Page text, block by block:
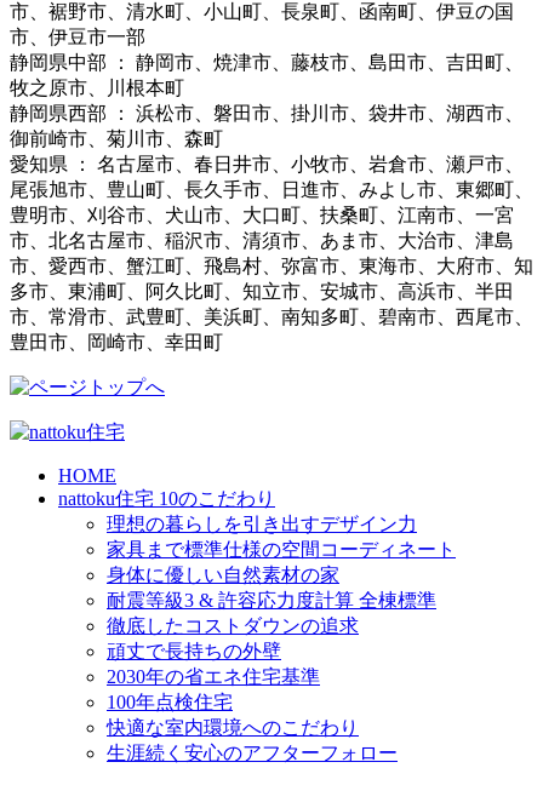
市、裾野市、清水町、小山町、長泉町、函南町、伊豆の国
市、伊豆市一部
静岡県中部 ： 静岡市、焼津市、藤枝市、島田市、吉田町、
牧之原市、川根本町
静岡県西部 ： 浜松市、磐田市、掛川市、袋井市、湖西市、
御前崎市、菊川市、森町
愛知県 ： 名古屋市、春日井市、小牧市、岩倉市、瀬戸市、
尾張旭市、豊山町、長久手市、日進市、みよし市、東郷町、
豊明市、刈谷市、犬山市、大口町、扶桑町、江南市、一宮
市、北名古屋市、稲沢市、清須市、あま市、大治市、津島
市、愛西市、蟹江町、飛島村、弥富市、東海市、大府市、知
多市、東浦町、阿久比町、知立市、安城市、高浜市、半田
市、常滑市、武豊町、美浜町、南知多町、碧南市、西尾市、
豊田市、岡崎市、幸田町
HOME
nattoku住宅 10のこだわり
理想の暮らしを引き出すデザイン力
家具まで標準仕様の空間コーディネート
身体に優しい自然素材の家
耐震等級3 & 許容応力度計算 全棟標準
徹底したコストダウンの追求
頑丈で長持ちの外壁
2030年の省エネ住宅基準
100年点検住宅
快適な室内環境へのこだわり
生涯続く安心のアフターフォロー